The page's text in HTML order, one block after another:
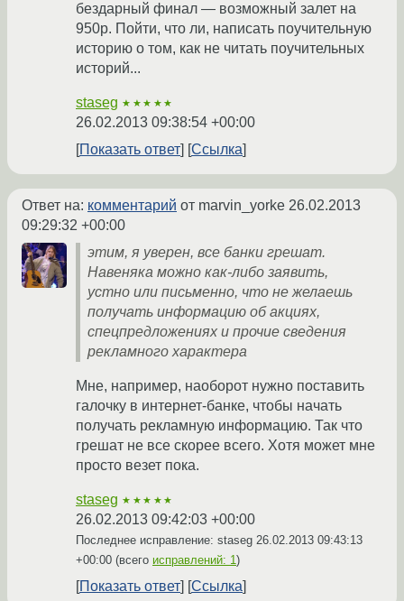
бездарный финал — возможный залет на
950р. Пойти, что ли, написать поучительную
историю о том, как не читать поучительных
историй...
staseg ★★★★★
26.02.2013 09:38:54 +00:00
Показать ответ
Ссылка
Ответ на: комментарий от marvin_yorke 26.02.2013
09:29:32 +00:00
этим, я уверен, все банки грешат.
Навеняка можно как-либо заявить,
устно или письменно, что не желаешь
получать информацию об акциях,
спецпредложениях и прочие сведения
рекламного характера
Мне, например, наоборот нужно поставить
галочку в интернет-банке, чтобы начать
получать рекламную информацию. Так что
грешат не все скорее всего. Хотя может мне
просто везет пока.
staseg ★★★★★
26.02.2013 09:42:03 +00:00
Последнее исправление: staseg 26.02.2013 09:43:13
+00:00 (всего исправлений: 1)
Показать ответ Ссылка